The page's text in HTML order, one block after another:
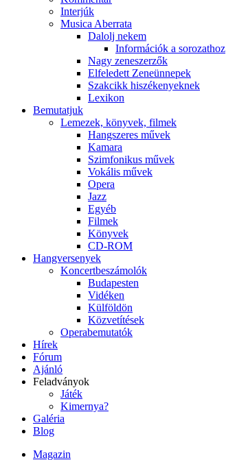
Interjúk
Musica Aberrata
Dalolj nekem
Információk a sorozathoz
Nagy zeneszerzők
Elfeledett Zeneünnepek
Szakcikk hiszékenyeknek
Lexikon
Bemutatjuk
Lemezek, könyvek, filmek
Hangszeres művek
Kamara
Szimfonikus művek
Vokális művek
Opera
Jazz
Egyéb
Filmek
Könyvek
CD-ROM
Hangversenyek
Koncertbeszámolók
Budapesten
Vidéken
Külföldön
Közvetítések
Operabemutatók
Hírek
Fórum
Ajánló
Feladványok
Játék
Kimernya?
Galéria
Blog
Magazin